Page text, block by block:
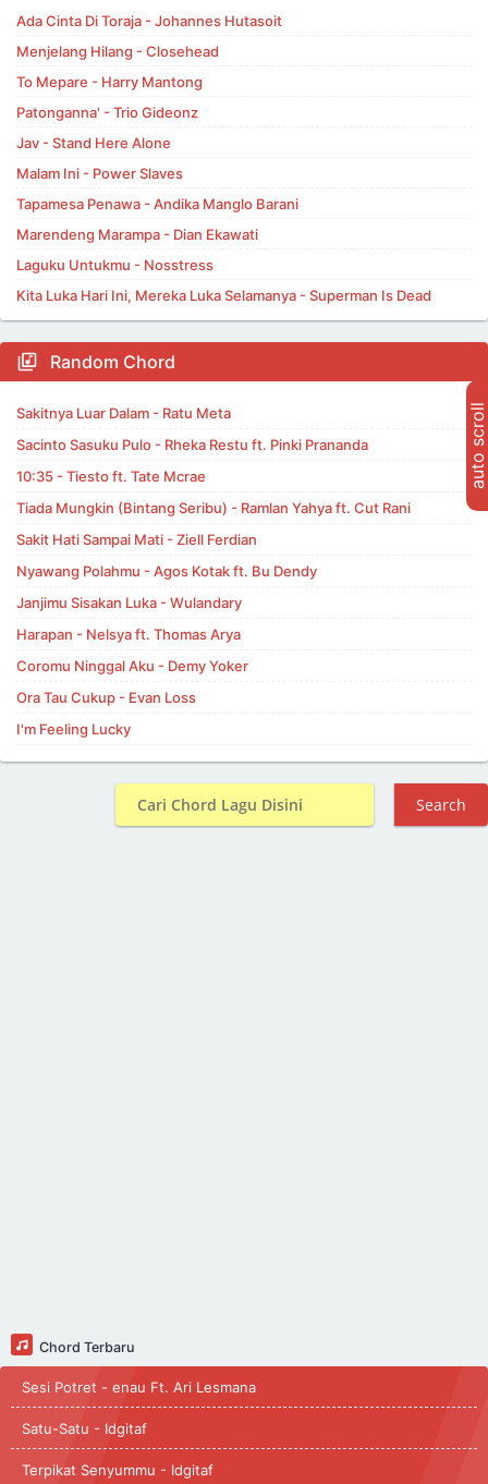
Ada Cinta Di Toraja - Johannes Hutasoit
Menjelang Hilang - Closehead
To Mepare - Harry Mantong
Patonganna' - Trio Gideonz
Jav - Stand Here Alone
Malam Ini - Power Slaves
Tapamesa Penawa - Andika Manglo Barani
Marendeng Marampa - Dian Ekawati
Laguku Untukmu - Nosstress
Kita Luka Hari Ini, Mereka Luka Selamanya - Superman Is Dead
Random Chord
Sakitnya Luar Dalam - Ratu Meta
Sacinto Sasuku Pulo - Rheka Restu ft. Pinki Prananda
10:35 - Tiesto ft. Tate Mcrae
Tiada Mungkin (Bintang Seribu) - Ramlan Yahya ft. Cut Rani
Sakit Hati Sampai Mati - Ziell Ferdian
Nyawang Polahmu - Agos Kotak ft. Bu Dendy
Janjimu Sisakan Luka - Wulandary
Harapan - Nelsya ft. Thomas Arya
Coromu Ninggal Aku - Demy Yoker
Ora Tau Cukup - Evan Loss
I'm Feeling Lucky
Search
Chord Terbaru
Sesi Potret - enau Ft. Ari Lesmana
Satu-Satu - Idgitaf
Terpikat Senyummu - Idgitaf
auto scroll